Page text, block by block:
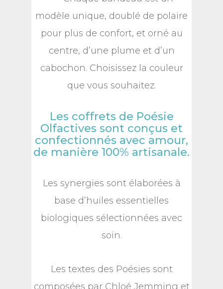
modèle unique, doublé de polaire
pour plus de confort, et orné au
centre, d’une plume et d’un
cabochon. Choisissez la couleur
que vous souhaitez.
Les coffrets de Poésie
Olfactives sont conçus et
confectionnés avec amour,
de manière 100% artisanale.
Les synergies sont élaborées à
base d’huiles essentielles
biologiques sélectionnées avec
soin.
Les textes des Poésies sont
composées par Chloé Jemming et